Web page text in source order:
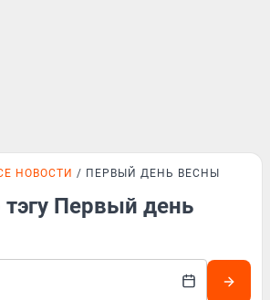
НОВОСТИ ПЕРВЫЙ ДЕНЬ ВЕСНЫ
Первый день